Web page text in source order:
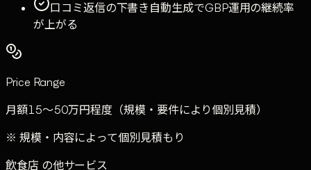
口コミ返信の下書き自動生成でGBP運用の継続率
が上がる
Price Range
月額15〜50万円程度（規模・要件により個別見積）
※ 規模・内容によって個別見積もり
飲食店の他サービス